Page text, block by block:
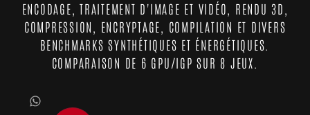
ENCODAGE, TRAITEMENT D'IMAGE ET VIDÉO, RENDU 3D,
COMPRESSION, ENCRYPTAGE, COMPILATION ET DIVERS
BENCHMARKS SYNTHÉTIQUES ET ÉNERGÉTIQUES.
COMPARAISON DE 6 GPU/IGP SUR 8 JEUX.